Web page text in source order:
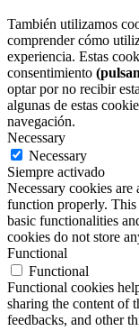
También utilizamos
comprender cómo
experiencia. Estas
consentimiento
optar por no recibir
algunas de estas
navegación.
Necessary
Necessary
Siempre activado
Necessary cookies
function properly. This
basic functionalities
cookies do not store
Functional
Functional
Functional cookies
sharing the content of
feedbacks, and other